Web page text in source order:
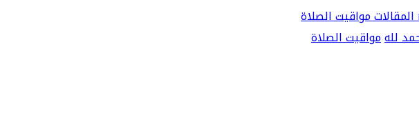
المقالاتمواقيت الصلاة
للهمواقيت الصلاة